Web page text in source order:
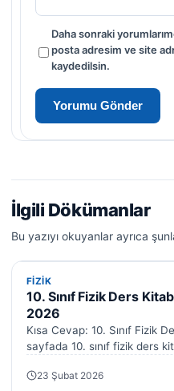
Daha sonraki
posta adresim ve site
kaydedilsin.
İlgili Dökümanlar
Bu yazıyı okuyanlar ayrıca
FIZIK
FIZIK
10. Sınıf Fizik Ders
2026
Kısa Cevap: 10. Sınıf Fizik
sayfada 10. sınıf fizik ders
23 Şubat 2026